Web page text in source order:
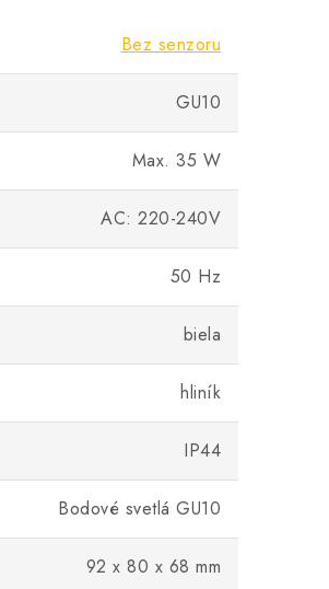
Bez senzoru
GU10
Max. 35 W
AC: 220-240V
50 Hz
biela
hliník
IP44
Bodové svetlá GU10
92 x 80 x 68 mm